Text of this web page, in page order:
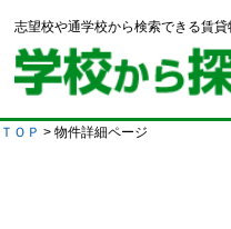
志望校や通学校から検索できる賃貸
ＴＯＰ > 物件詳細ページ